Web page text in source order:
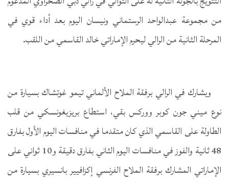
من مجموعة عبدالواحد الرستماني ونيسان اليوم بعد أداء قوي في
المرحلة الثانية من الرالي ليحرم الإماراتي خالد القاسمي من اللقب.
ويشارك في الرالي برفقة الملاح الألماني تيمو غوتشاك بسيارة من
نوع ميني جون كوبر ووركس بقي، استطاع بريزيغونسكي من قلب
الطاولة على القاسمي الذي كان متقدما في منافسات اليوم الأول بفارق
48 ثانية والفوز في منافسات اليوم الثاني بفارق دقيقة و10 ثواني على
الإماراتي المشارك برفقة الملاح الفرنسي إكزافيير بانسيري بسيارة من